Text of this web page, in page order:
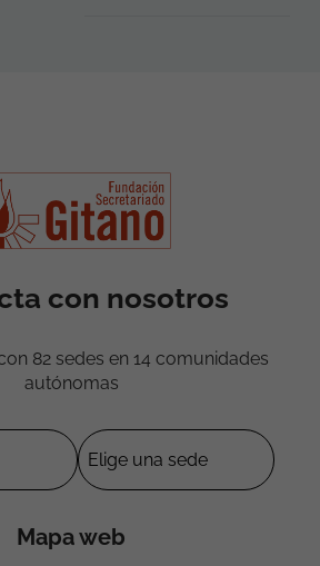
con nosotros
82 sedes en 14 comunidades
autónomas
Mapa web